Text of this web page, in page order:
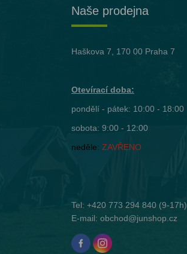
Naše prodejna
Haškova 7, 170 00 Praha 7
Otevírací doba:
pondělí - pátek: 10:00 - 18:00
sobota: 9:00 - 12:00
neděle: ZAVŘENO
Tel: +420 773 294 840(9-17h)
E-mail: obchod@junshop.cz